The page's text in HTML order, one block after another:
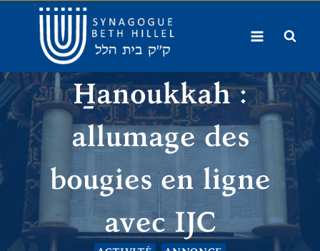
contenu
H̱anoukkah :
allumage des
bougies en ligne
avec IJC